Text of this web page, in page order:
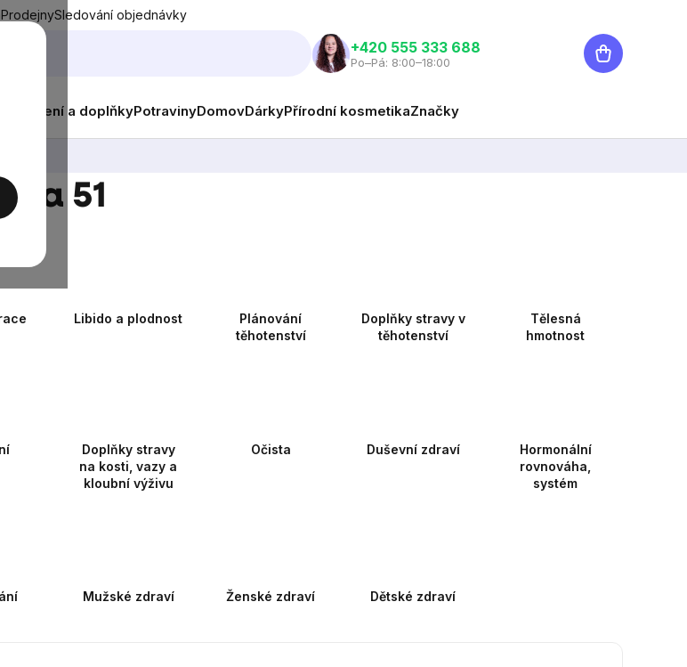
ProdejnySledování objednávky
‭+420 555 333 688
Po–Pá: 8:00–18:00
Nákupní
košík
Oblečení a doplňkyPotravinyDomovDárkyPřírodní kosmetikaZnačky
51
Libido a plodnost
Plánování
těhotenství
Doplňky stravy v
těhotenství
Tělesná
hmotnost
Doplňky stravy
na kosti, vazy a
kloubní výživu
Očista Duševní zdraví
Hormonální
rovnováha,
systém
Mužské zdraví Ženské zdraví Dětské zdraví